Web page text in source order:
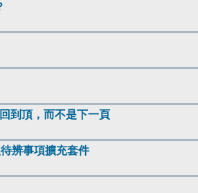
到頂，而不是下一頁
辨事項擴充套件